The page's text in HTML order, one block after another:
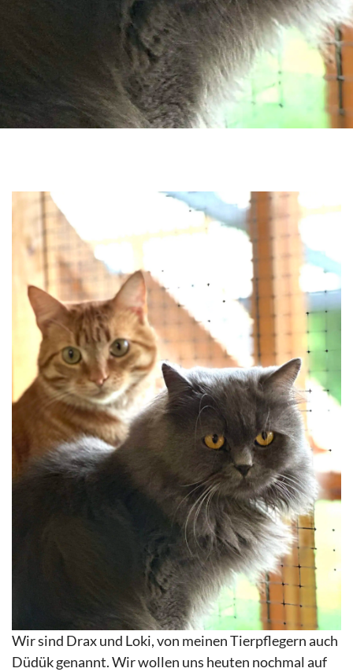
Wir sind Drax und Loki, von meinen Tierpflegern auch
Düdük genannt. Wir wollen uns heuten nochmal auf